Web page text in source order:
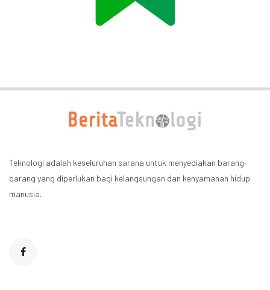
Teknologi adalah keseluruhan sarana untuk menyediakan barang-
barang yang diperlukan bagi kelangsungan dan kenyamanan hidup
manusia.